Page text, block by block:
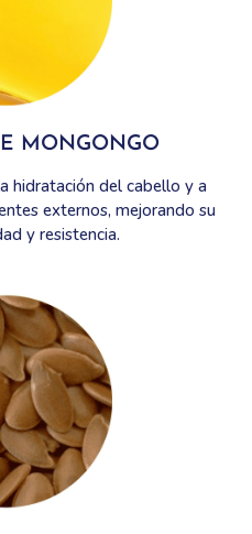
MONGONGO
hidratación del cabello y a
externos, mejorando su
y resistencia.